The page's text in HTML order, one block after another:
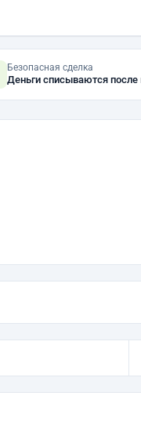
Безопасная сделка
Деньги списываются после